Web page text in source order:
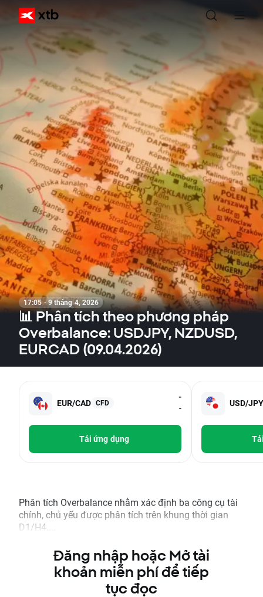
17:05 · 9 tháng 4, 2026
📊 Phân tích theo phương pháp
Overbalance: USDJPY, NZDUSD,
EURCAD (09.04.2026)
EUR/CAD CFD
-
-
Tải ứng dụng
USD/JPY
Phân tích Overbalance nhằm xác định ba công cụ tài
chính, chủ yếu được phân tích trên khung thời gian
D1/H4....
Đăng nhập hoặc Mở tài
khoản miễn phí để tiếp
tục đọc